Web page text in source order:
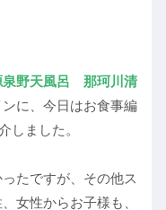
泉野天風呂 那珂川清
に、今日はお食事編
しました。
たですが、その他ス
女性からお子様も、